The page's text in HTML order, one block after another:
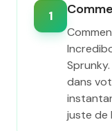
1
dans
juste de